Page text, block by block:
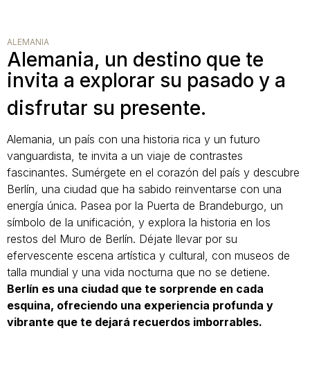
ALEMANIA
Alemania, un destino que te
invita a explorar su pasado y a
disfrutar su presente.
Alemania, un país con una historia rica y un futuro
vanguardista, te invita a un viaje de contrastes
fascinantes. Sumérgete en el corazón del país y descubre
Berlín, una ciudad que ha sabido reinventarse con una
energía única. Pasea por la Puerta de Brandeburgo, un
símbolo de la unificación, y explora la historia en los
restos del Muro de Berlín. Déjate llevar por su
efervescente escena artística y cultural, con museos de
talla mundial y una vida nocturna que no se detiene.
Berlín es una ciudad que te sorprende en cada
esquina, ofreciendo una experiencia profunda y
vibrante que te dejará recuerdos imborrables.